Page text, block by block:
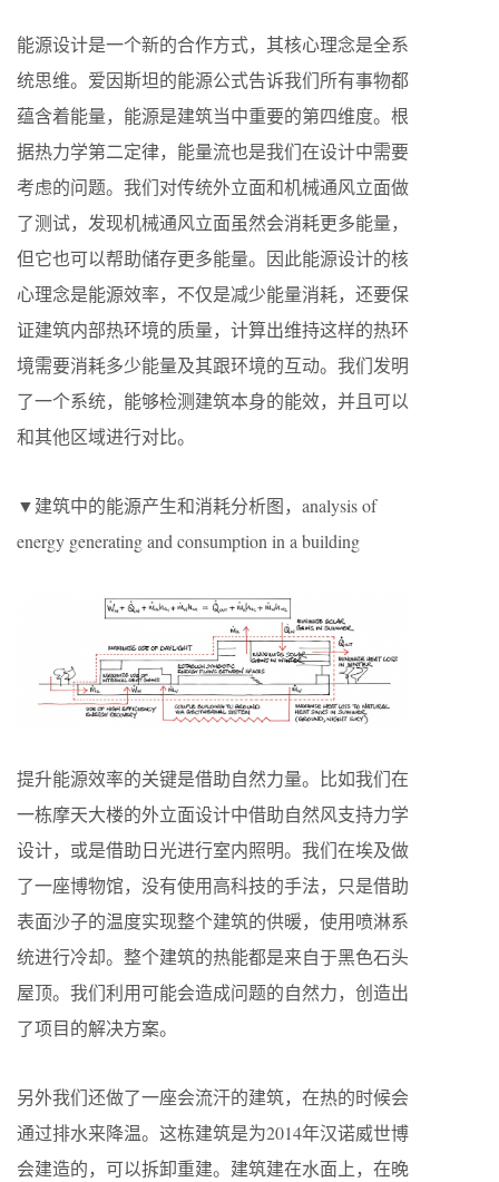
能源设计是一个新的合作方式，其核心理念是全系
统思维。爱因斯坦的能源公式告诉我们所有事物都
蕴含着能量，能源是建筑当中重要的第四维度。根
据热力学第二定律，能量流也是我们在设计中需要
考虑的问题。我们对传统外立面和机械通风立面做
了测试，发现机械通风立面虽然会消耗更多能量，
但它也可以帮助储存更多能量。因此能源设计的核
心理念是能源效率，不仅是减少能量消耗，还要保
证建筑内部热环境的质量，计算出维持这样的热环
境需要消耗多少能量及其跟环境的互动。我们发明
了一个系统，能够检测建筑本身的能效，并且可以
和其他区域进行对比。
▼建筑中的能源产生和消耗分析图，analysis of
energy generating and consumption in a building
提升能源效率的关键是借助自然力量。比如我们在
一栋摩天大楼的外立面设计中借助自然风支持力学
设计，或是借助日光进行室内照明。我们在埃及做
了一座博物馆，没有使用高科技的手法，只是借助
表面沙子的温度实现整个建筑的供暖，使用喷淋系
统进行冷却。整个建筑的热能都是来自于黑色石头
屋顶。我们利用可能会造成问题的自然力，创造出
了项目的解决方案。
另外我们还做了一座会流汗的建筑，在热的时候会
通过排水来降温。这栋建筑是为2014年汉诺威世博
会建造的，可以拆卸重建。建筑建在水面上，在晚